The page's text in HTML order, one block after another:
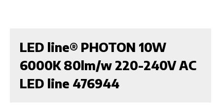
LED line® PHOTON 10W
6000K 80lm/w 220-240V AC
LED line 476944